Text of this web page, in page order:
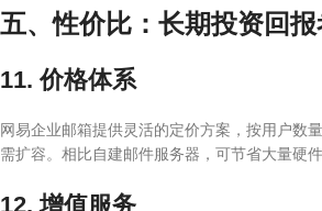
五、性价比：长期投资回
11. 价格体系
网易企业邮箱提供灵活的定价方案，按用户数
需扩容。相比自建邮件服务器，可节省大量硬
12. 增值服务